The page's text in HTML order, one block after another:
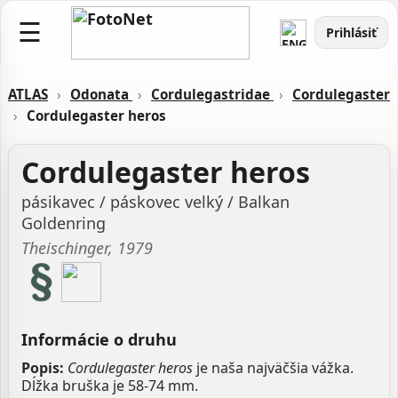
☰ Prihlásiť
ATLAS › Odonata › Cordulegastridae › Cordulegaster
› Cordulegaster heros
Cordulegaster heros
pásikavec / páskovec velký / Balkan
Goldenring
Theischinger, 1979
Informácie o druhu
Popis: Cordulegaster heros je naša najväčšia vážka.
Dĺžka bruška je 58-74 mm.